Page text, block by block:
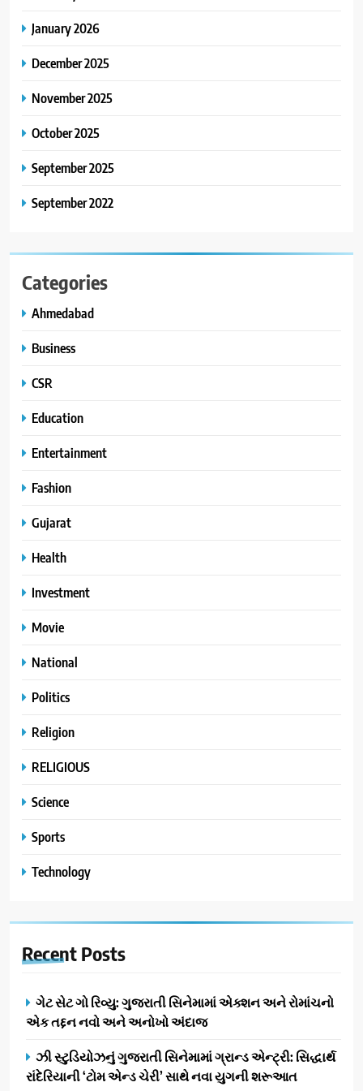
January 2026
December 2025
November 2025
October 2025
September 2025
September 2022
Categories
Ahmedabad
Business
CSR
Education
Entertainment
Fashion
Gujarat
Health
Investment
Movie
National
Politics
Religion
RELIGIOUS
Science
Sports
Technology
Recent Posts
ગેટ સેટ ગો રિવ્યુ: ગુજરાતી સિનેમામાં એક્શન અને રોમાંચનો
એક તદ્દન નવો અને અનોખો અંદાજ
ઝી સ્ટુડિયોઝનું ગુજરાતી સિનેમામાં ગ્રાન્ડ એન્ટ્રી: સિદ્ધાર્થ
રાંદેરિયાની ‘ટોમ એન્ડ ચેરી’ સાથે નવા યુગની શરૂઆત